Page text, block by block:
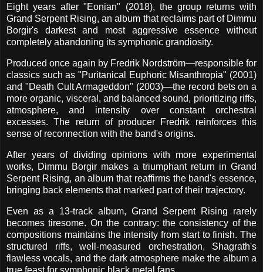
Eight years after "Eonian" (2018), the group returns with
Grand Serpent Rising, an album that reclaims part of Dimmu
Borgir's darkest and most aggressive essence without
completely abandoning its symphonic grandiosity.
Produced once again by Fredrik Nordström—responsible for
classics such as "Puritanical Euphoric Misanthropia" (2001)
and "Death Cult Armageddon" (2003)—the record bets on a
more organic, visceral, and balanced sound, prioritizing riffs,
atmosphere, and intensity over constant orchestral
excesses. The return of producer Fredrik reinforces this
sense of reconnection with the band's origins.
After years of dividing opinions with more experimental
works, Dimmu Borgir makes a triumphant return in Grand
Serpent Rising, an album that reaffirms the band's essence,
bringing back elements that marked part of their trajectory.
Even as a 13-track album, Grand Serpent Rising rarely
becomes tiresome. On the contrary: the consistency of the
compositions maintains the intensity from start to finish. The
structured riffs, well-measured orchestration, Shagrath's
flawless vocals, and the dark atmosphere make the album a
true feast for symphonic black metal fans.